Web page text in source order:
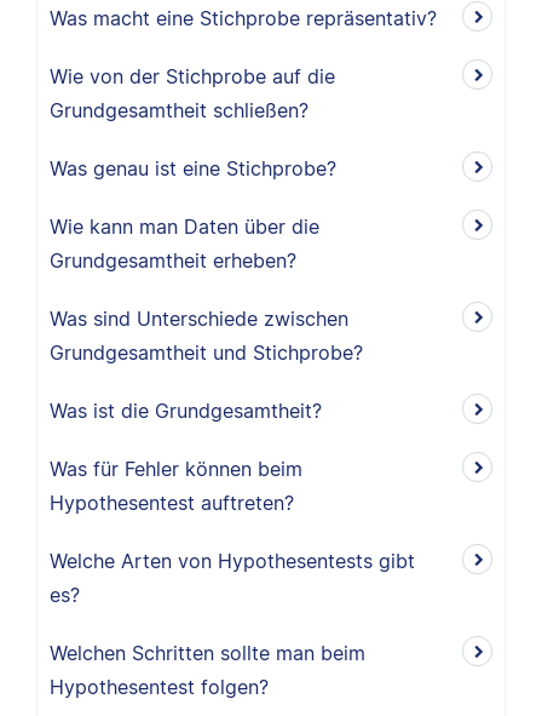
Was macht eine Stichprobe repräsentativ?
Wie von der Stichprobe auf die
Grundgesamtheit schließen?
Was genau ist eine Stichprobe?
Wie kann man Daten über die
Grundgesamtheit erheben?
Was sind Unterschiede zwischen
Grundgesamtheit und Stichprobe?
Was ist die Grundgesamtheit?
Was für Fehler können beim
Hypothesentest auftreten?
Welche Arten von Hypothesentests gibt
es?
Welchen Schritten sollte man beim
Hypothesentest folgen?